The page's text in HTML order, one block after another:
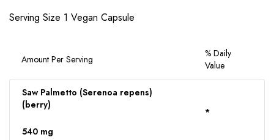
Serving Size 1 Vegan Capsule
Amount Per Serving
% Daily
Value
Saw Palmetto (Serenoa repens)
(berry)
540 mg
*